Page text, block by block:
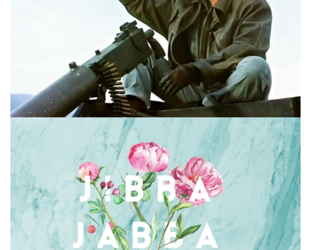
Folge 79 – MICHELLE YEOH (TEIL 1)
Folge 87 – JIBBA JABBA …und keiner kann sie
bremsen!